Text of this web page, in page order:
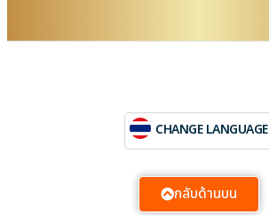
CHANGE LANGUAGE
กลับด้านบน